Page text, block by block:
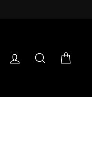
SE CONNECTER